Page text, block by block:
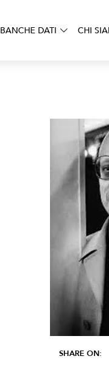
BANCHE DATI CHI
SHARE ON: